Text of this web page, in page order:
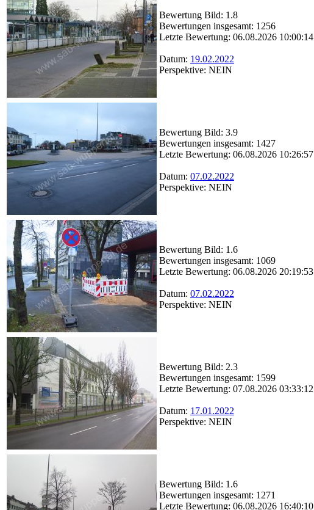
Bewertung Bild: 1.8
Bewertungen insgesamt: 1256
Letzte Bewertung: 06.08.2026 10:00:14
Datum: 19.02.2022
Perspektive: NEIN
Bewertung Bild: 3.9
Bewertungen insgesamt: 1427
Letzte Bewertung: 06.08.2026 10:26:57
Datum: 07.02.2022
Perspektive: NEIN
Bewertung Bild: 1.6
Bewertungen insgesamt: 1069
Letzte Bewertung: 06.08.2026 20:19:53
Datum: 07.02.2022
Perspektive: NEIN
Bewertung Bild: 2.3
Bewertungen insgesamt: 1599
Letzte Bewertung: 07.08.2026 03:33:12
Datum: 17.01.2022
Perspektive: NEIN
Bewertung Bild: 1.6
Bewertungen insgesamt: 1271
Letzte Bewertung: 06.08.2026 16:40:10